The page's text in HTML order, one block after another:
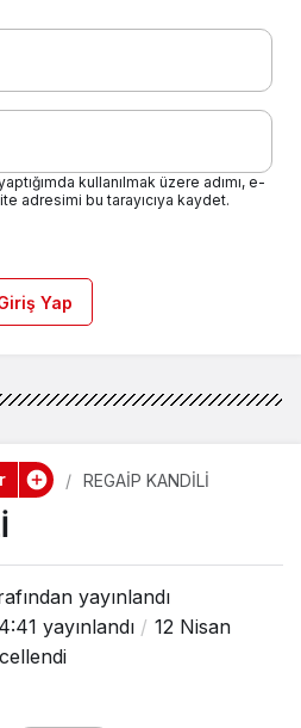
kullanılmak üzere adımı, e-
adresimi bu tarayıcıya kaydet.
Yap
REGAİP KANDİLİ
yayınlandı
yayınlandı
12 Nisan